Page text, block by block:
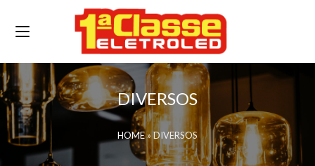
DIVERSOS
HOME» DIVERSOS